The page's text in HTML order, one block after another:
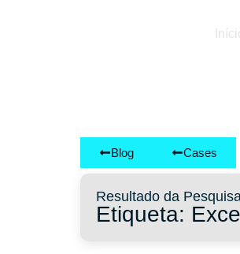
Blog Cases
Resultado da
Etiqueta: